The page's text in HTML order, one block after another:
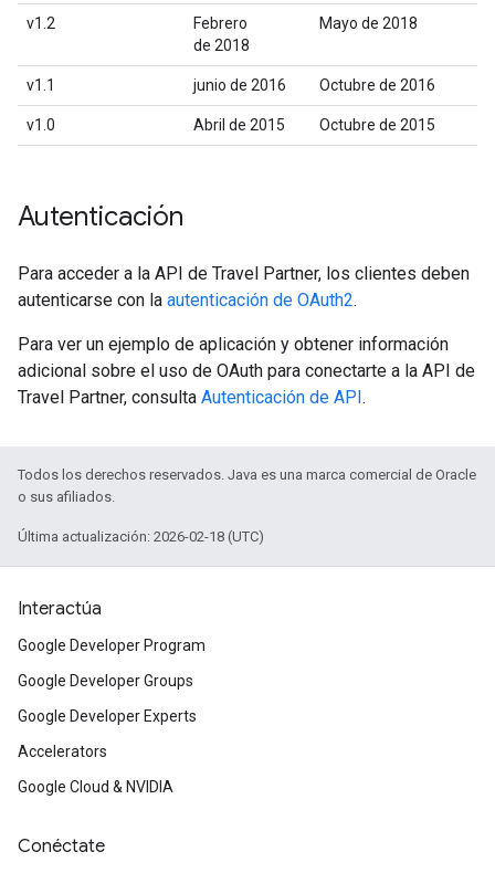
v1.2
Febrero
de 2018
Mayo de 2018
v1.1 junio de 2016 Octubre de 2016
v1.0 Abril de 2015 Octubre de 2015
Autenticación
Para acceder a la API de Travel Partner, los clientes deben
autenticarse con la autenticación de OAuth2.
Para ver un ejemplo de aplicación y obtener información
adicional sobre el uso de OAuth para conectarte a la API de
Travel Partner, consulta Autenticación de API.
Todos los derechos reservados. Java es una marca comercial de Oracle
o sus afiliados.
Última actualización: 2026-02-18 (UTC)
Interactúa
Google Developer Program
Google Developer Groups
Google Developer Experts
Accelerators
Google Cloud & NVIDIA
Conéctate